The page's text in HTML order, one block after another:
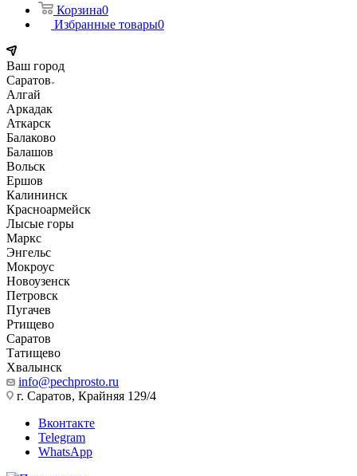
Корзина0
Избранные товары0
Ваш город
Саратов
Алгай
Аркадак
Аткарск
Балаково
Балашов
Вольск
Ершов
Калининск
Красноармейск
Лысые горы
Маркс
Энгельс
Мокроус
Новоузенск
Петровск
Пугачев
Ртищево
Саратов
Татищево
Хвалынск
info@pechprosto.ru
г. Саратов, Крайняя 129/4
Вконтакте
Telegram
WhatsApp